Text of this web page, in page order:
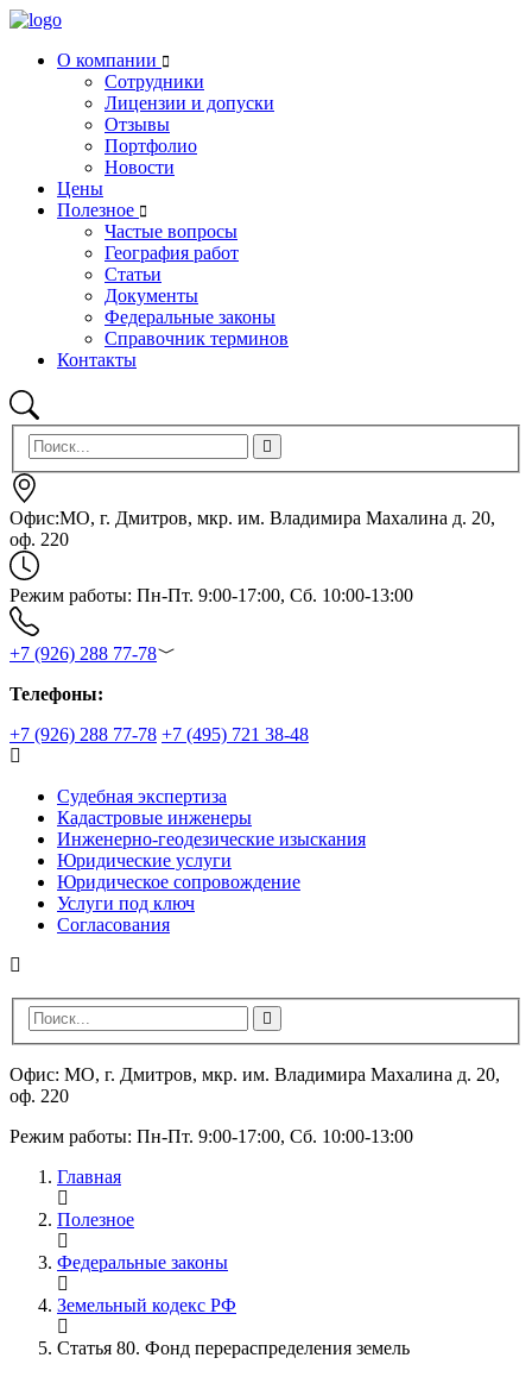
О компании
Сотрудники
Лицензии и допуски
Отзывы
Портфолио
Новости
Цены
Полезное
Частые вопросы
География работ
Статьи
Документы
Федеральные законы
Справочник терминов
Контакты
Офис:МО, г. Дмитров, мкр. им. Владимира Махалина д. 20,
оф. 220
Режим работы: Пн-Пт. 9:00-17:00, Сб. 10:00-13:00
+7 (926) 288 77-78
Телефоны:
+7 (926) 288 77-78 +7 (495) 721 38-48
Судебная экспертиза
Кадастровые инженеры
Инженерно-геодезические изыскания
Юридические услуги
Юридическое сопровождение
Услуги под ключ
Согласования
Офис: МО, г. Дмитров, мкр. им. Владимира Махалина д. 20,
оф. 220
Режим работы: Пн-Пт. 9:00-17:00, Сб. 10:00-13:00
Главная
Полезное
Федеральные законы
Земельный кодекс РФ
Статья 80. Фонд перераспределения земель